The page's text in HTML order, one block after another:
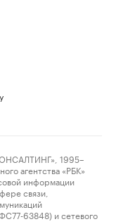
1995–
агентства «РБК»
информации
связи,
63848) и сетевого